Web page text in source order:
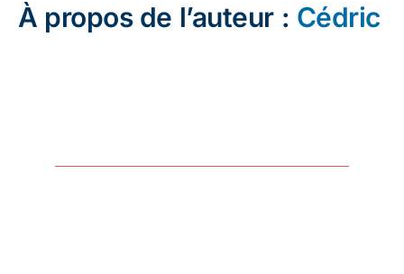
À propos de l’auteur : Cédric